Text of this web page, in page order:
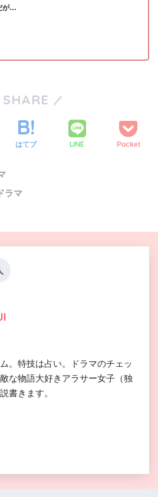
が…
SHARE
はてブ LINE Pocket
ラマ
。特技は占い。ドラマのチェッ
な物語大好きアラサー女子（独
書きます。